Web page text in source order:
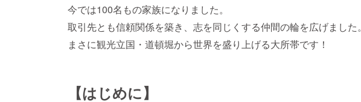
今では100名もの家族になりました。
取引先とも信頼関係を築き、志を同じくする仲間の輪を広げました。
まさに観光立国・道頓堀から世界を盛り上げる大所帯です！
【はじめに】